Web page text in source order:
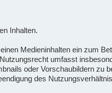
Inhalten.
Medieninhalten ein zum
umfasst
oder Vorschaubildern zu
des